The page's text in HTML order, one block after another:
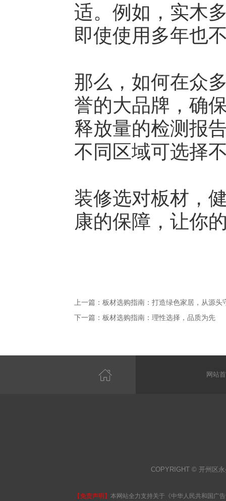
适。例如，实木
即使使用多年也
那么，如何在众
誉的大品牌，确
释放量的检测报
不同区域可选择
装修选对板材，
康的保障，让你
上一篇： 板材选购指南：打造绿色家居，从源头
下一篇： 板材选购指南：理性选择，品质为先
网站
COPYRIGHT © 开州区
【免责声明】 本网站全力支持关于《中华人民共和国广